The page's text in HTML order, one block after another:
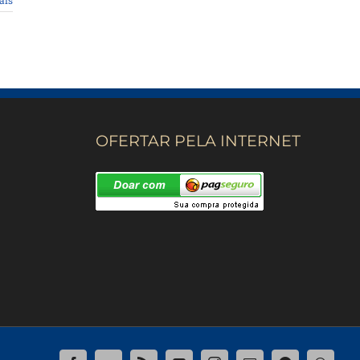
OFERTAR PELA INTERNET